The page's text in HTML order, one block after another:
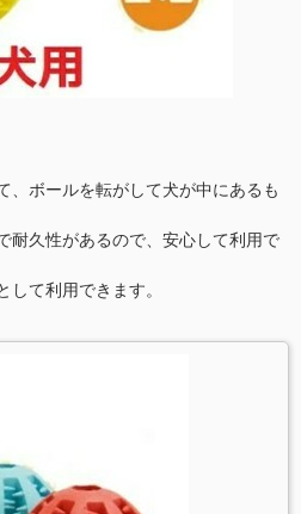
、ボールを転がして犬が中にあるも
耐久性があるので、安心して利用で
して利用できます。